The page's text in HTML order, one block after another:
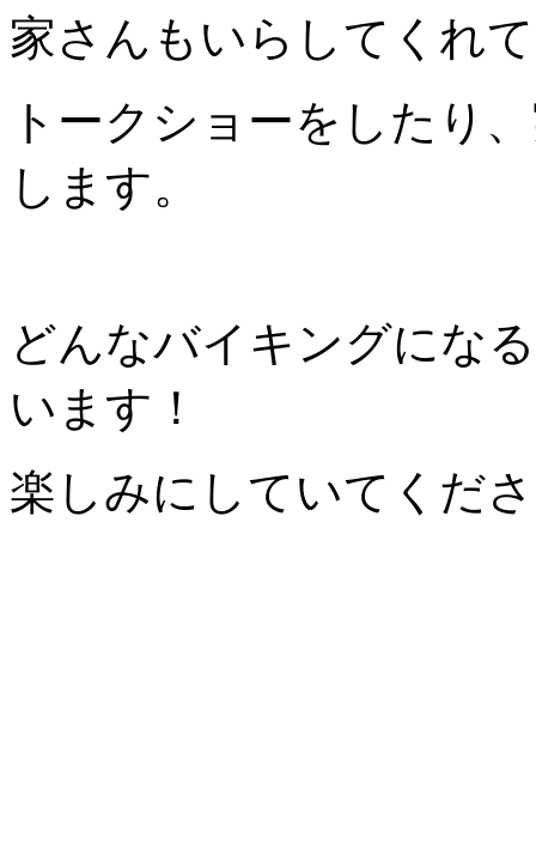
家さんもいらしてくれ
トークショーをしたり
します。
どんなバイキングにな
います！
楽しみにしていてくだ